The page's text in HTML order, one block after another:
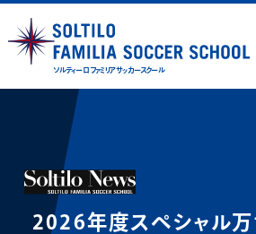
ソルティーロ ファミリア サッカースクール
2026年度スペシャル万